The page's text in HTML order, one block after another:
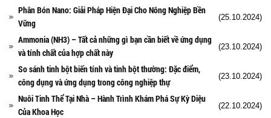
Phân Bón Nano: Giải Pháp Hiện Đại Cho Nông Nghiệp Bền
Vững
(25.10.2024)
Ammonia (NH3) – Tất cả những gì bạn cần biết về ứng dụng
và tính chất của hợp chất này
(23.10.2024)
So sánh tinh bột biến tính và tinh bột thường: Đặc điểm,
công dụng và ứng dụng trong công nghiệp thự
(23.10.2024)
Nuôi Tinh Thể Tại Nhà – Hành Trình Khám Phá Sự Kỳ Diệu
Của Khoa Học
(22.10.2024)